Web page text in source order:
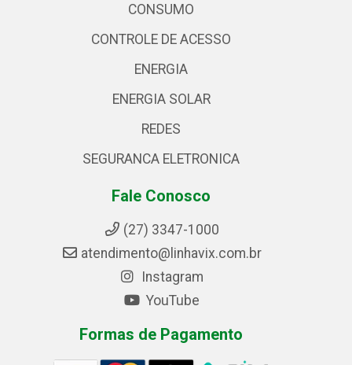
CONSUMO
CONTROLE DE ACESSO
ENERGIA
ENERGIA SOLAR
REDES
SEGURANCA ELETRONICA
Fale Conosco
(27) 3347-1000
atendimento@linhavix.com.br
Instagram
YouTube
Formas de Pagamento